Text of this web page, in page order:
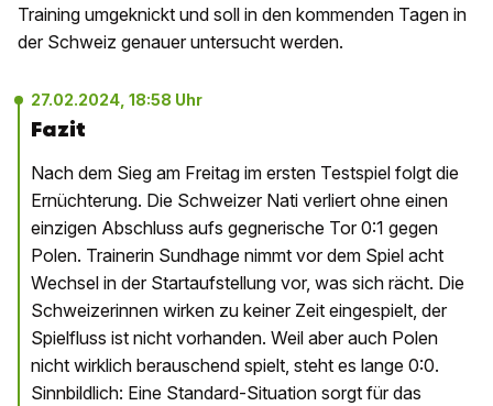
Training umgeknickt und soll in den kommenden Tagen in
der Schweiz genauer untersucht werden.
27.02.2024, 18:58 Uhr
Fazit
Nach dem Sieg am Freitag im ersten Testspiel folgt die
Ernüchterung. Die Schweizer Nati verliert ohne einen
einzigen Abschluss aufs gegnerische Tor 0:1 gegen
Polen. Trainerin Sundhage nimmt vor dem Spiel acht
Wechsel in der Startaufstellung vor, was sich rächt. Die
Schweizerinnen wirken zu keiner Zeit eingespielt, der
Spielfluss ist nicht vorhanden. Weil aber auch Polen
nicht wirklich berauschend spielt, steht es lange 0:0.
Sinnbildlich: Eine Standard-Situation sorgt für das